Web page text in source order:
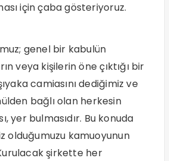
için çaba gösteriyoruz.
genel bir kabulün
veya kişilerin öne çıktığı bir
camiasını dediğimiz ve
bağlı olan herkesin
yer bulmasıdır. Bu konuda
olduğumuzu kamuoyunun
şirkette her